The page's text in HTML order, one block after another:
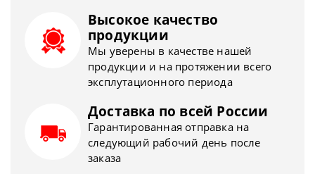
Высокое качество
продукции
Мы уверены в качестве нашей
продукции и на протяжении всего
эксплутационного периода
Доставка по всей России
Гарантированная отправка на
следующий рабочий день после
заказа